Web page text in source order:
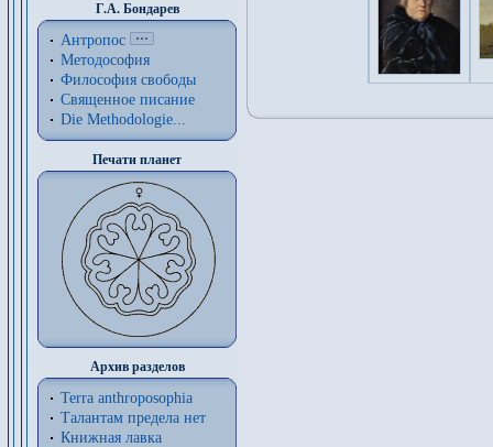
Г.А. Бондарев
Антропос
Методософия
Философия cвободы
Священное писание
Die Methodologie...
Печати планет
Архив разделов
Terra anthroposophia
Талантам предела нет
Книжная лавка